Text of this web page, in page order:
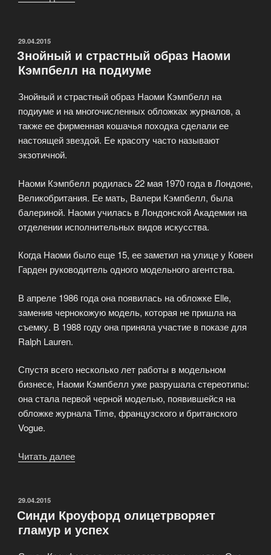
ОПУБЛИКОВАНО
29.04.2015
Знойный и страстный образ Наоми
Кэмпбелл на подиуме
Знойный и страстный образ Наоми Кэмпбелл на
подиуме и на многочисленных обложках журналов, а
также ее фирменная кошачья походка сделали ее
настоящей звездой. Ее красоту часто называют
экзотичной.
Наоми Кэмпбелл родилась 22 мая 1970 года в Лондоне,
Великобритания. Ее мать, Валери Кэмпбелл, была
балериной. Наоми училась в Лондонской Академии на
отделении исполнительных видов искусства.
Когда Наоми было еще 15, ее заметил на улице у Ковен
Гарден руководитель одного модельного агентства.
В апреле 1986 года она появилась на обложке Elle,
заменив чернокожую модель, которая не пришла на
съемку. В 1988 году она приняла участие в показе для
Ralph Lauren.
Спустя всего несколько лет работы в модельном
бизнесе, Наоми Кэмпбелл уже разрушала стереотипы:
она стала первой черной моделью, появившейся на
обложке журнала Time, французского и британского
Vogue.
Читать далее
Наоми
Кэмпбелл
ОПУБЛИКОВАНО
29.04.2015
Синди Кроуфорд олицетрворяет
гламур и успех